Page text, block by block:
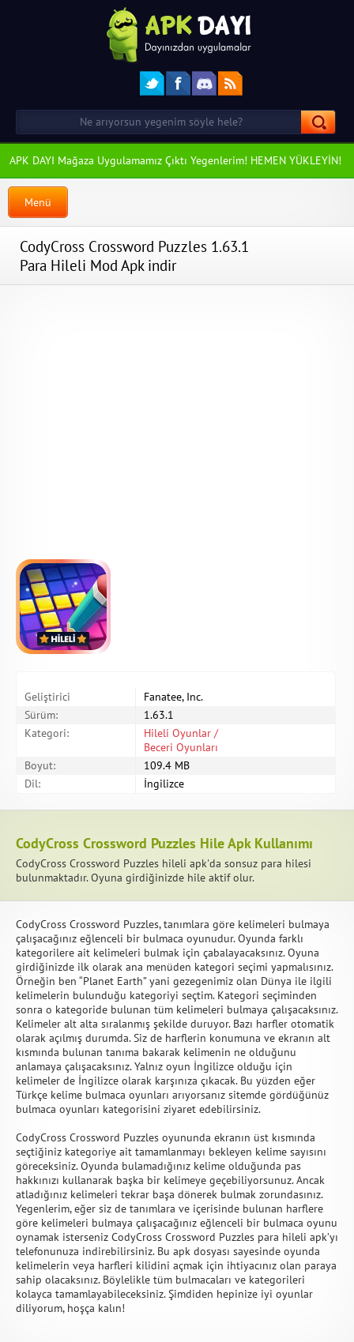
APK DAYI Mağaza Uygulamamız Çıktı Yegenlerim! HEMEN YÜKLEYİN!
Menü
CodyCross Crossword Puzzles 1.63.1
Para Hileli Mod Apk indir
Geliştirici
Fanatee, Inc.
Sürüm:
1.63.1
Kategori:
Hileli Oyunlar /
Beceri Oyunları
Boyut:
109.4 MB
Dil:
İngilizce
CodyCross Crossword Puzzles Hile Apk Kullanımı
CodyCross Crossword Puzzles hileli apk'da sonsuz para hilesi
bulunmaktadır. Oyuna girdiğinizde hile aktif olur.
CodyCross Crossword Puzzles, tanımlara göre kelimeleri bulmaya
çalışacağınız eğlenceli bir bulmaca oyunudur. Oyunda farklı
kategorilere ait kelimeleri bulmak için çabalayacaksınız. Oyuna
girdiğinizde ilk olarak ana menüden kategori seçimi yapmalısınız.
Örneğin ben “Planet Earth” yani gezegenimiz olan Dünya ile ilgili
kelimelerin bulunduğu kategoriyi seçtim. Kategori seçiminden
sonra o kategoride bulunan tüm kelimeleri bulmaya çalışacaksınız.
Kelimeler alt alta sıralanmış şekilde duruyor. Bazı harfler otomatik
olarak açılmış durumda. Siz de harflerin konumuna ve ekranın alt
kısmında bulunan tanıma bakarak kelimenin ne olduğunu
anlamaya çalışacaksınız. Yalnız oyun İngilizce olduğu için
kelimeler de İngilizce olarak karşınıza çıkacak. Bu yüzden eğer
Türkçe kelime bulmaca oyunları arıyorsanız sitemde gördüğünüz
bulmaca oyunları kategorisini ziyaret edebilirsiniz.
CodyCross Crossword Puzzles oyununda ekranın üst kısmında
seçtiğiniz kategoriye ait tamamlanmayı bekleyen kelime sayısını
göreceksiniz. Oyunda bulamadığınız kelime olduğunda pas
hakkınızı kullanarak başka bir kelimeye geçebiliyorsunuz. Ancak
atladığınız kelimeleri tekrar başa dönerek bulmak zorundasınız.
Yegenlerim, eğer siz de tanımlara ve içerisinde bulunan harflere
göre kelimeleri bulmaya çalışacağınız eğlenceli bir bulmaca oyunu
oynamak isterseniz CodyCross Crossword Puzzles para hileli apk’yı
telefonunuza indirebilirsiniz. Bu apk dosyası sayesinde oyunda
kelimelerin veya harfleri kilidini açmak için ihtiyacınız olan paraya
sahip olacaksınız. Böylelikle tüm bulmacaları ve kategorileri
kolayca tamamlayabileceksiniz. Şimdiden hepinize iyi oyunlar
diliyorum, hoşça kalın!